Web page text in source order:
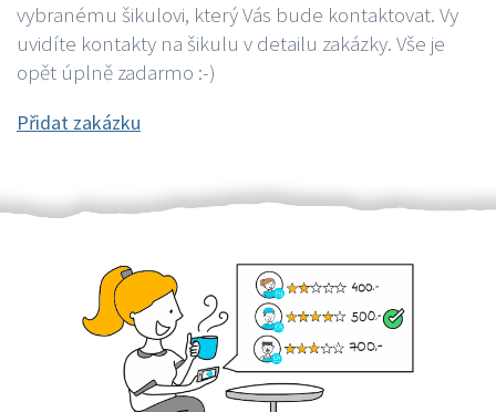
vybranému šikulovi, který Vás bude kontaktovat. Vy
uvidíte kontakty na šikulu v detailu zakázky. Vše je
opět úplně zadarmo :-)
Přidat zakázku